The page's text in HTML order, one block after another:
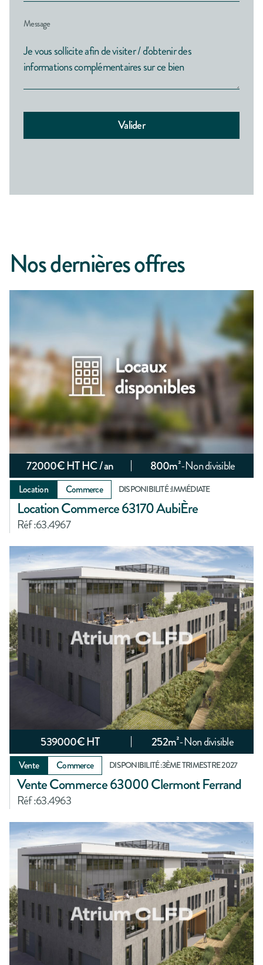
Message
Nos dernières offres
72000€ HT HC / an 800m²-Non divisible
Location Commerce DISPONIBILITÉ :IMMÉDIATE
Location Commerce 63170 AubiÈre
Réf :63.4967
539000€ HT 252m²-Non divisible
Vente Commerce DISPONIBILITÉ :3ÈME TRIMESTRE 2027
Vente Commerce 63000 Clermont Ferrand
Réf :63.4963